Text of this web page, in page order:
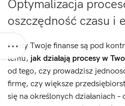
Optymalizacja
oszczędność czasu i
Kiedy Twoje finanse są pod
temu, jak działają procesy w
od tego, czy prowadzisz
firmę, czy większe
się na określonych działaniach